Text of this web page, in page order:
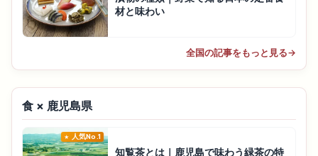
材と味わい
全国の記事をもっと見る→
食 × 鹿児島県
人気No.1
知覧茶とは｜鹿児島で味わう緑茶の特